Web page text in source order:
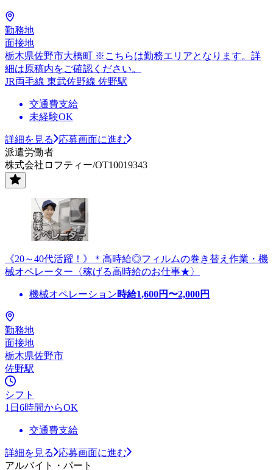
勤務地
面接地
栃木県佐野市大橋町 ※こちらは勤務エリアとなります。詳
細は原稿内をご確認ください。
JR両毛線 東武佐野線 佐野駅
交通費支給
未経験OK
詳細を見る
応募画面に進む
派遣労働者
株式会社ロフティー/OT10019343
《20～40代活躍！》＊高時給◎フィルムの巻き替え作業・機
械オペレーター〈稼げる高時給のお仕事★〉
機械オペレーション時給1,600円〜2,000円
勤務地
面接地
栃木県佐野市
佐野駅
シフト
1日6時間からOK
交通費支給
詳細を見る
応募画面に進む
アルバイト・パート